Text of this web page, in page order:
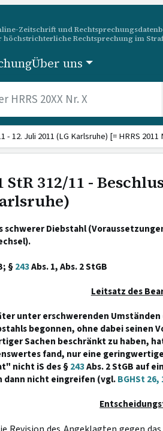
Zeitschrift und
höchstrichterliche Rechtsprechung im
Über uns
- 12. Juli 2011 (LG Karlsruhe) [= HRRS 2011
StR 312/11 -
schwerer Diebstahl
§243Abs. 1, Abs. 2 StGB
Leitsatz des
unter erschwerenden Umständen
begonnen, ohne dabei seinen
Sachen beschränkt zu haben,
fand, nur eine
nicht iS des §243Abs. 2 StGB auf
dann nicht eingreifen (vgl.BGHSt 26,